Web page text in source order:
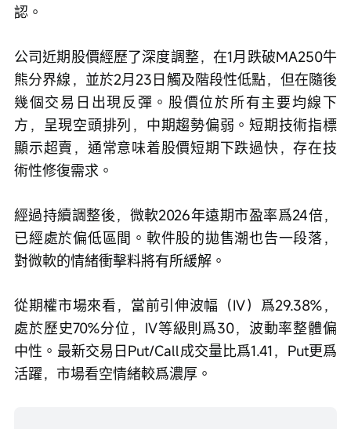
認。
公司近期股價經歷了深度調整，在1月跌破MA250牛
熊分界線，並於2月23日觸及階段性低點，但在隨後
幾個交易日出現反彈。股價位於所有主要均線下
方，呈現空頭排列，中期趨勢偏弱。短期技術指標
顯示超賣，通常意味着股價短期下跌過快，存在技
術性修復需求。
經過持續調整後，微軟2026年遠期市盈率爲24倍，
已經處於偏低區間。軟件股的拋售潮也告一段落，
對微軟的情緒衝擊料將有所緩解。
從期權市場來看，當前引伸波幅（IV）爲29.38%，
處於歷史70%分位，IV等級則爲30，波動率整體偏
中性。最新交易日Put/Call成交量比爲1.41，Put更爲
活躍，市場看空情緒較爲濃厚。